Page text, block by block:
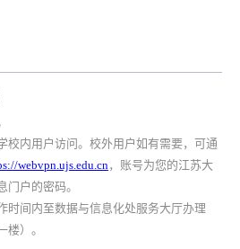
校内用户访问。校外用户如有需要，可通
webvpn.ujs.edu.cn，账号为您的江苏大
户的密码。
时间内至数据与信息化处服务大厅办理
楼）。